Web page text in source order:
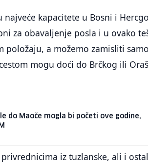
kapacitete u Bosni i
za obavaljenje posla i u ovako
položaju, a možemo zamisliti
mogu doći do Brčkog ili
do Maoče mogla bi početi ove godine,
iz tuzlanske, ali i